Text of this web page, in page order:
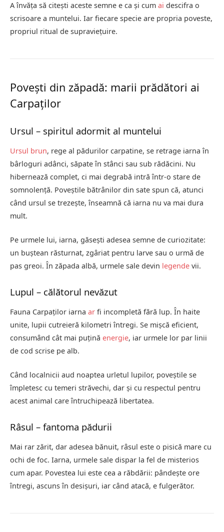
A învăța să citești aceste semne e ca și cum ai descifra o
scrisoare a muntelui. Iar fiecare specie are propria poveste,
propriul ritual de supraviețuire.
Povești din zăpadă: marii prădători ai
Carpaților
Ursul – spiritul adormit al muntelui
Ursul brun, rege al pădurilor carpatine, se retrage iarna în
bârloguri adânci, săpate în stânci sau sub rădăcini. Nu
hibernează complet, ci mai degrabă intră într-o stare de
somnolență. Poveștile bătrânilor din sate spun că, atunci
când ursul se trezește, înseamnă că iarna nu va mai dura
mult.
Pe urmele lui, iarna, găsești adesea semne de curiozitate:
un buștean răsturnat, zgâriat pentru larve sau o urmă de
pas greoi. În zăpada albă, urmele sale devin legende vii.
Lupul – călătorul nevăzut
Fauna Carpaților iarna ar fi incompletă fără lup. În haite
unite, lupii cutreieră kilometri întregi. Se mișcă eficient,
consumând cât mai puțină energie, iar urmele lor par linii
de cod scrise pe alb.
Când localnicii aud noaptea urletul lupilor, poveștile se
împletesc cu temeri străvechi, dar și cu respectul pentru
acest animal care întruchipează libertatea.
Râsul – fantoma pădurii
Mai rar zărit, dar adesea bănuit, râsul este o pisică mare cu
ochi de foc. Iarna, urmele sale dispar la fel de misterios
cum apar. Povestea lui este cea a răbdării: pândește ore
întregi, ascuns în desișuri, iar când atacă, e fulgerător.